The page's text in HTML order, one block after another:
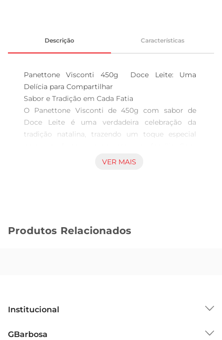
Descrição Características
Panettone Visconti 450g  Doce Leite: Uma
Delícia para Compartilhar
Sabor e Tradição em Cada Fatia
O Panettone Visconti de 450g com sabor de
Doce Leite é uma verdadeira celebração da
tradição natalina, trazendo um toque especial
uma receita que combina a leveza da massa com
Este panettone é elaborado com ingredientes
todos os paladares, tornandose uma escolha ideal
Versatilidade de Uso
VER MAIS
Produtos Relacionados
Institucional
GBarbosa